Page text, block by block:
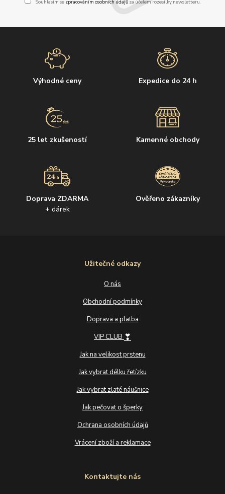
Souhlasím se zpracováním osobních údajůza účelem rozesílky newsletteru.
Výhodné ceny Expedice do 24 h
25 let zkušeností Kamenné obchody
Doprava ZDARMA
+ dárek
Ověřeno zákazníky
Užitečné odkazy
O nás
Obchodní podmínky
Doprava a platba
VIP CLUB ❣
Jak na velikost prstenu
Jak vybrat délku řetízku
Jak vybrat zlaté náušnice
Jak pečovat o šperky
Ochrana osobních údajů
Vrácení zboží a reklamace
Kontaktujte nás